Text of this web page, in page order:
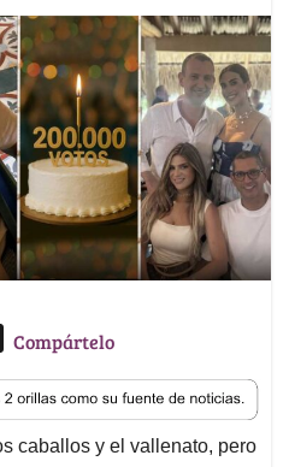
T
r
e
a
Compártelo
caballos y el vallenato, pero